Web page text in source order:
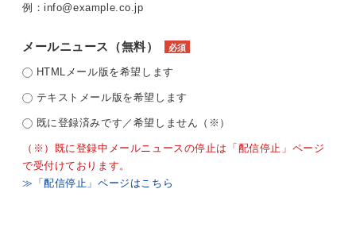
例：info@example.co.jp
メールニュース（無料） 必須
HTMLメール版を希望します
テキストメール版を希望します
既に登録済みです／希望しません（※）
（※）既に登録中メールニュースの停止は「配信停止」ページ
で受付けております。
≫「配信停止」ページはこちら